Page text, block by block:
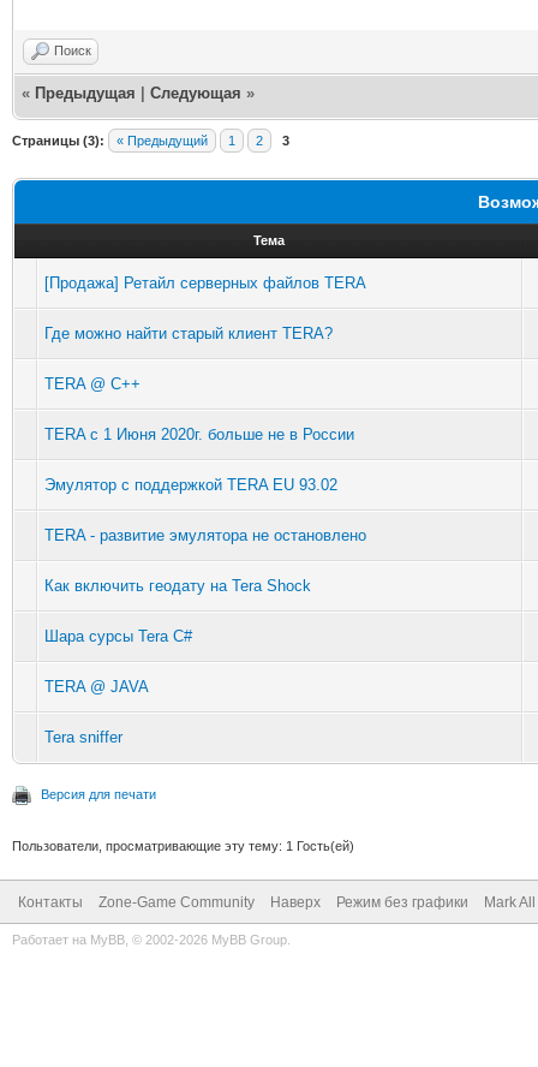
Поиск
« Предыдущая Следующая »
Страницы (3): « Предыдущий 1 2 3
Тема
[Продажа] Ретайл серверных файлов TERA
Где можно найти старый клиент TERA?
TERA @ C++
TERA с 1 Июня 2020г. больше не в России
Эмулятор с поддержкой TERA EU 93.02
TERA - развитие эмулятора не остановлено
Как включить геодату на Tera Shock
Шара сурсы Tera C#
TERA @ JAVA
Tera sniffer
Версия для печати
Пользователи, просматривающие эту тему: 1 Гость(ей)
Контакты Zone-Game Community Наверх Режим без графики Mark
Работает на MyBB , © 2002-2026 MyBB Group